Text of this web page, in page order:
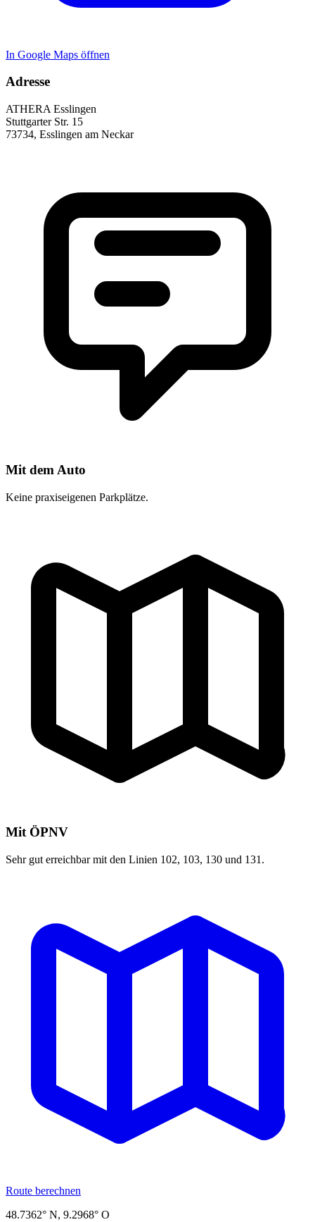
In Google Maps öffnen
Adresse
ATHERA Esslingen
Stuttgarter Str. 15
73734, Esslingen am Neckar
Mit dem Auto
Keine praxiseigenen Parkplätze.
Mit ÖPNV
Sehr gut erreichbar mit den Linien 102, 103, 130 und 131.
Route berechnen
48.7362° N, 9.2968° O